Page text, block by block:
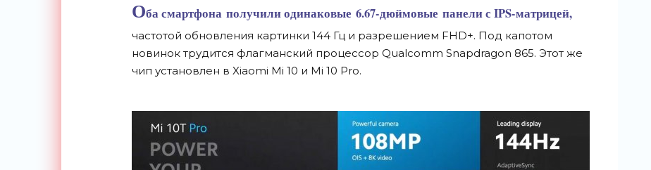
Оба смартфона получили одинаковые 6.67-дюймовые панели с IPS-матрицей,
частотой обновления картинки 144 Гц и разрешением FHD+. Под капотом
новинок трудится флагманский процессор Qualcomm Snapdragon 865. Этот же
чип установлен в Xiaomi Mi 10 и Mi 10 Pro.